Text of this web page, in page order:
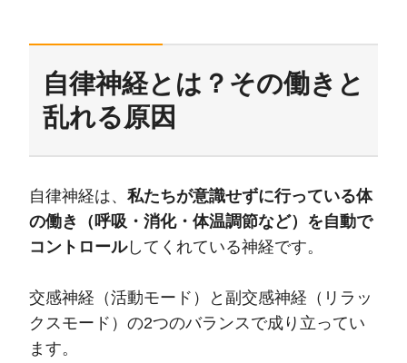
自律神経とは？その働きと
乱れる原因
自律神経は、 私たちが意識せずに行っている体
の働き（呼吸・消化・体温調節など）を自動で
コントロールしてくれている神経です。
交感神経（活動モード）と副交感神経（リラッ
クスモード）の2つのバランスで成り立ってい
ます。